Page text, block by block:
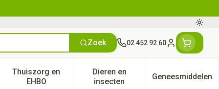
Zoek 02 452 92 60
Klant menu
categorie
voor Natuur geneeskunde categorie
Thuiszorg en
EHBOToon submenu voor Thuiszorg en EHBO categorie
Dieren en
insectenToon submenu voor Dieren
Geneesmiddelen
Toon